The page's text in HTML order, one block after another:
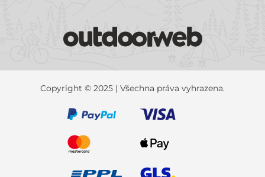
Copyright © 2025 | Všechna práva vyhrazena.